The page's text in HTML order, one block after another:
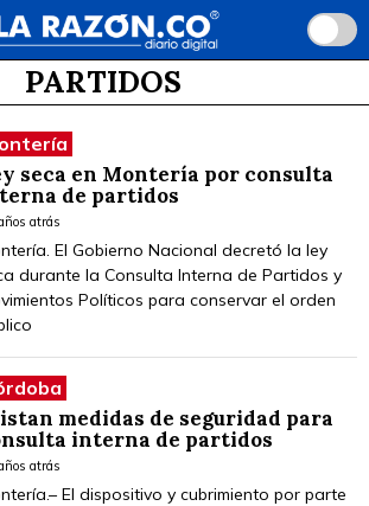
PARTIDOS
seca en Montería por consulta
de partidos
atrás
El Gobierno Nacional decretó la ley
durante la Consulta Interna de Partidos y
Políticos para conservar el orden
medidas de seguridad para
interna de partidos
atrás
El dispositivo y cubrimiento por parte